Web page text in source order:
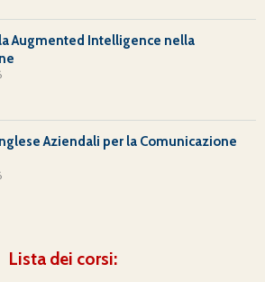
Augmented Intelligence nella
Aziendali per la Comunicazione
Lista dei corsi: